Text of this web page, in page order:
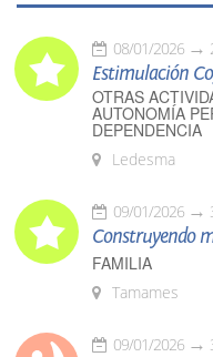
08/01/2026
Estimulación
OTRAS
AUTONOMÍA
DEPENDENCIA
Ledesma
09/01/2026
Construyendo
FAMILIA
Tamames
09/01/2026